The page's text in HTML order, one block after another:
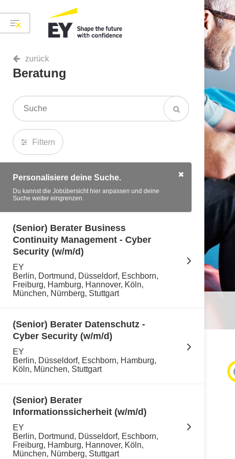
zurück
Beratung
Filtern
Personalisiere deine Suche.
Du kannst die Jobübersicht hier anpassen und deine
Suche weiter eingrenzen.
(Senior) Berater Business
Continuity Management - Cyber
Security (w/m/d)
EY
Berlin, Dortmund, Düsseldorf, Eschborn,
Freiburg, Hamburg, Hannover, Köln,
München, Nürnberg, Stuttgart
(Senior) Berater Datenschutz -
Cyber Security (w/m/d)
EY
Berlin, Düsseldorf, Eschborn, Hamburg,
Köln, München, Stuttgart
(Senior) Berater
Informationssicherheit (w/m/d)
EY
Berlin, Dortmund, Düsseldorf, Eschborn,
Freiburg, Hamburg, Hannover, Köln,
München, Nürnberg, Stuttgart